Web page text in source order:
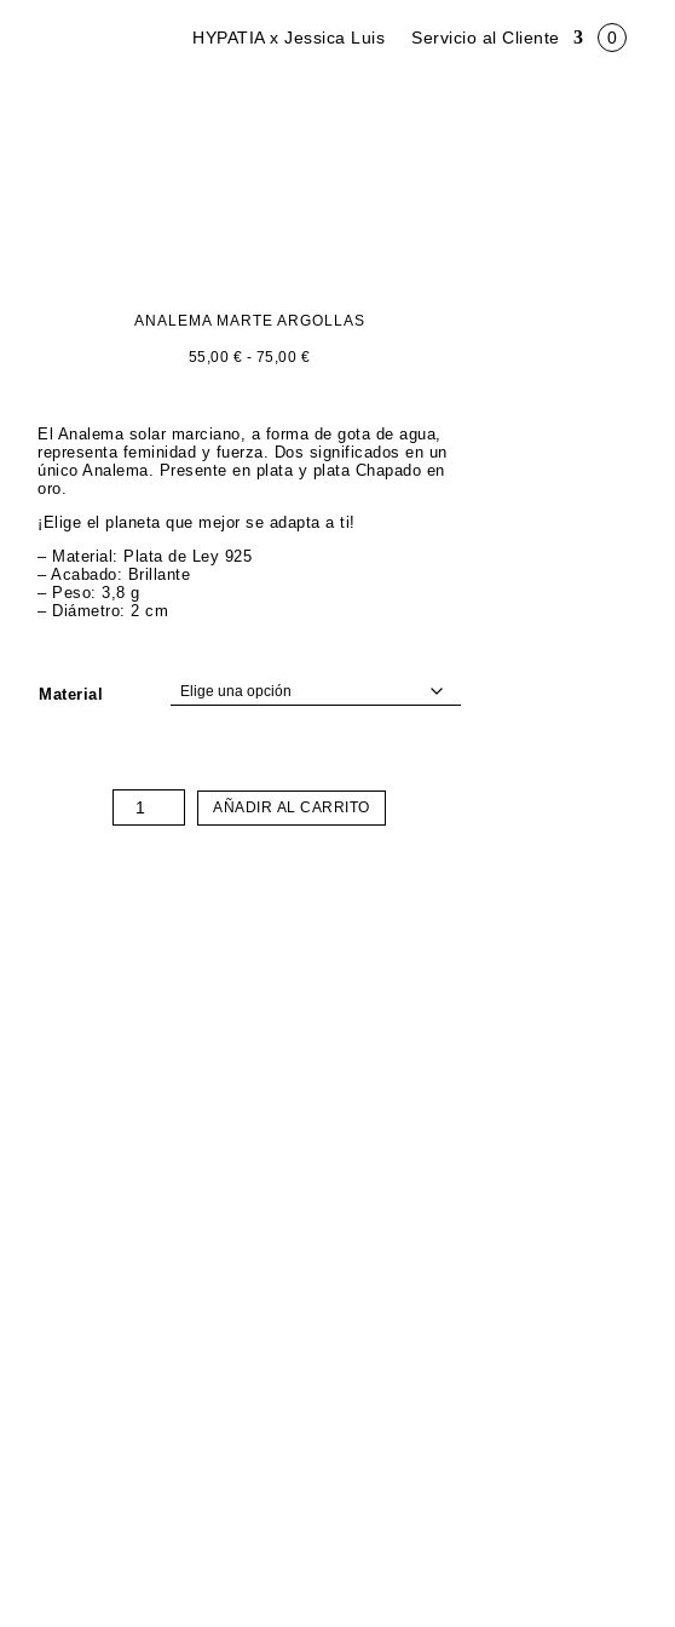
HYPATIA x Jessica Luis Servicio al Cliente
ANALEMA MARTE ARGOLLAS
55,00 € - 75,00 €Rango
55,00 €
hasta
75,00 €
El Analema solar marciano, a forma de gota de agua,
representa feminidad y fuerza. Dos significados en un
único Analema. Presente en plata y plata Chapado en
oro.
¡Elige el planeta que mejor se adapta a ti!
– Material: Plata de Ley 925
– Acabado: Brillante
– Peso: 3,8 g
– Diámetro: 2 cm
Material
Analema
Marte
AÑADIR AL CARRITO